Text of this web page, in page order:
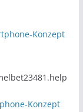
Konzept
Konzept